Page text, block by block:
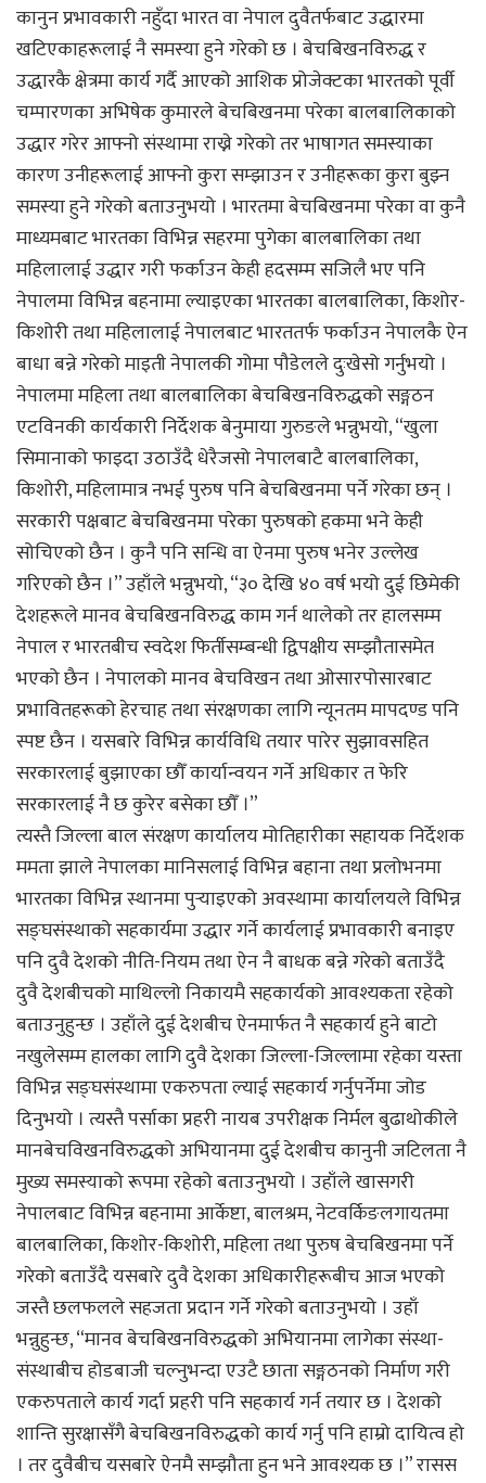
कानुन प्रभावकारी नहुँदा भारत वा नेपाल दुवैतर्फबाट उद्धारमा
खटिएकाहरूलाई नै समस्या हुने गरेको छ । बेचबिखनविरुद्ध र
उद्धारकै क्षेत्रमा कार्य गर्दै आएको आशिक प्रोजेक्टका भारतको पूर्वी
चम्पारणका अभिषेक कुमारले बेचबिखनमा परेका बालबालिकाको
उद्धार गरेर आफ्नो संस्थामा राख्ने गरेको तर भाषागत समस्याका
कारण उनीहरूलाई आफ्नो कुरा सम्झाउन र उनीहरूका कुरा बुझ्न
समस्या हुने गरेको बताउनुभयो । भारतमा बेचबिखनमा परेका वा कुनै
माध्यमबाट भारतका विभिन्न सहरमा पुगेका बालबालिका तथा
महिलालाई उद्धार गरी फर्काउन केही हदसम्म सजिलै भए पनि
नेपालमा विभिन्न बहनामा ल्याइएका भारतका बालबालिका, किशोर-
किशोरी तथा महिलालाई नेपालबाट भारततर्फ फर्काउन नेपालकै ऐन
बाधा बन्ने गरेको माइती नेपालकी गोमा पौडेलले दुःखेसो गर्नुभयो ।
नेपालमा महिला तथा बालबालिका बेचबिखनविरुद्धको सङ्गठन
एटविनकी कार्यकारी निर्देशक बेनुमाया गुरुङले भन्नुभयो, “खुला
सिमानाको फाइदा उठाउँदै धेरैजसो नेपालबाटै बालबालिका,
किशोरी, महिलामात्र नभई पुरुष पनि बेचबिखनमा पर्ने गरेका छन् ।
सरकारी पक्षबाट बेचबिखनमा परेका पुरुषको हकमा भने केही
सोचिएको छैन । कुनै पनि सन्धि वा ऐनमा पुरुष भनेर उल्लेख
गरिएको छैन ।” उहाँले भन्नुभयो, “३० देखि ४० वर्ष भयो दुई छिमेकी
देशहरूले मानव बेचबिखनविरुद्ध काम गर्न थालेको तर हालसम्म
नेपाल र भारतबीच स्वदेश फिर्तीसम्बन्धी द्विपक्षीय सम्झौतासमेत
भएको छैन । नेपालको मानव बेचविखन तथा ओसारपोसारबाट
प्रभावितहरूको हेरचाह तथा संरक्षणका लागि न्यूनतम मापदण्ड पनि
स्पष्ट छैन । यसबारे विभिन्न कार्यविधि तयार पारेर सुझावसहित
सरकारलाई बुझाएका छौँ कार्यान्वयन गर्ने अधिकार त फेरि
सरकारलाई नै छ कुरेर बसेका छौँ ।”
त्यस्तै जिल्ला बाल संरक्षण कार्यालय मोतिहारीका सहायक निर्देशक
ममता झाले नेपालका मानिसलाई विभिन्न बहाना तथा प्रलोभनमा
भारतका विभिन्न स्थानमा पुर्‍याइएको अवस्थामा कार्यालयले विभिन्न
सङ्घसंस्थाको सहकार्यमा उद्धार गर्ने कार्यलाई प्रभावकारी बनाइए
पनि दुवै देशको नीति-नियम तथा ऐन नै बाधक बन्ने गरेको बताउँदै
दुवै देशबीचको माथिल्लो निकायमै सहकार्यको आवश्यकता रहेको
बताउनुहुन्छ । उहाँले दुई देशबीच ऐनमार्फत नै सहकार्य हुने बाटो
नखुलेसम्म हालका लागि दुवै देशका जिल्ला-जिल्लामा रहेका यस्ता
विभिन्न सङ्घसंस्थामा एकरुपता ल्याई सहकार्य गर्नुपर्नेमा जोड
दिनुभयो । त्यस्तै पर्साका प्रहरी नायब उपरीक्षक निर्मल बुढाथोकीले
मानबेचविखनविरुद्धको अभियानमा दुई देशबीच कानुनी जटिलता नै
मुख्य समस्याको रूपमा रहेको बताउनुभयो । उहाँले खासगरी
नेपालबाट विभिन्न बहनामा आर्केष्टा, बालश्रम, नेटवर्किङलगायतमा
बालबालिका, किशोर-किशोरी, महिला तथा पुरुष बेचबिखनमा पर्ने
गरेको बताउँदै यसबारे दुवै देशका अधिकारीहरूबीच आज भएको
जस्तै छलफलले सहजता प्रदान गर्ने गरेको बताउनुभयो । उहाँ
भन्नुहुन्छ, “मानव बेचबिखनविरुद्धको अभियानमा लागेका संस्था-
संस्थाबीच होडबाजी चल्नुभन्दा एउटै छाता सङ्गठनको निर्माण गरी
एकरुपताले कार्य गर्दा प्रहरी पनि सहकार्य गर्न तयार छ । देशको
शान्ति सुरक्षासँगै बेचबिखनविरुद्धको कार्य गर्नु पनि हाम्रो दायित्व हो
। तर दुवैबीच यसबारे ऐनमै सम्झौता हुन भने आवश्यक छ ।” रासस